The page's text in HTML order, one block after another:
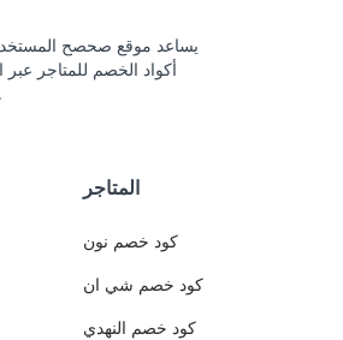
يساعد موقع صحصح
أكواد الخصم للمتاجر عبر
والتي يتم تحديثها باستمرار.
المتاجر
كود خصم نون
كود خصم شي ان
كود خصم النهدي